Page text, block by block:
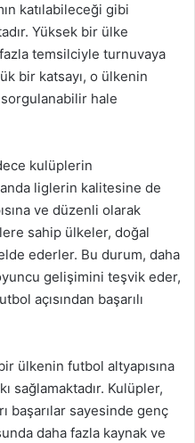
katılabileceği gibi
Yüksek bir ülke
temsilciyle turnuvaya
bir katsayı, o ülkenin
hale
kulüplerin
liglerin kalitesine de
ve düzenli olarak
sahip ülkeler, doğal
ederler. Bu durum, daha
gelişimini teşvik eder,
açısından başarılı
ülkenin futbol altyapısına
sağlamaktadır. Kulüpler,
başarılar sayesinde genç
daha fazla kaynak ve